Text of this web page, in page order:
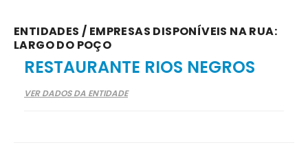
ENTIDADES / EMPRESAS DISPONÍVEIS NA RUA:
LARGO DO POÇO
RESTAURANTE RIOS NEGROS
VER DADOS DA ENTIDADE